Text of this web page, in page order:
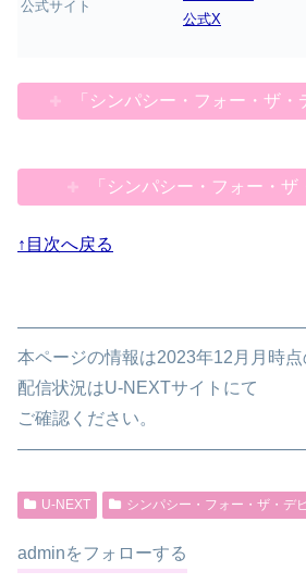
公式サイト
公式X
「シンパシー・フォー・ザ
「シンパシー・フォー・
↑目次へ戻る
本ページの情報は2023年12月月時
配信状況はU-NEXTサイトにて
ご確認ください。
U-NEXT シンパシー・フォー・ザ・デ
adminをフォローする